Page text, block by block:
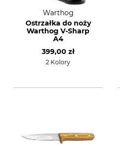
Warthog
Ostrzałka do noży
Warthog V-Sharp
A4
399,00 zł
2 Kolory